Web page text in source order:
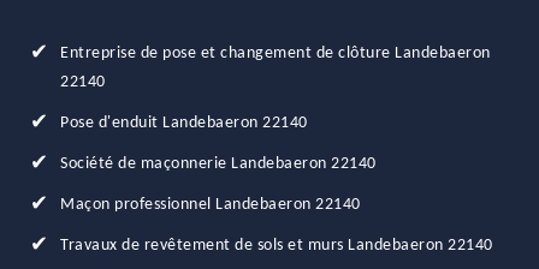
Entreprise de pose et changement de clôture Landebaeron
22140
Pose d'enduit Landebaeron 22140
Société de maçonnerie Landebaeron 22140
Maçon professionnel Landebaeron 22140
Travaux de revêtement de sols et murs Landebaeron 22140